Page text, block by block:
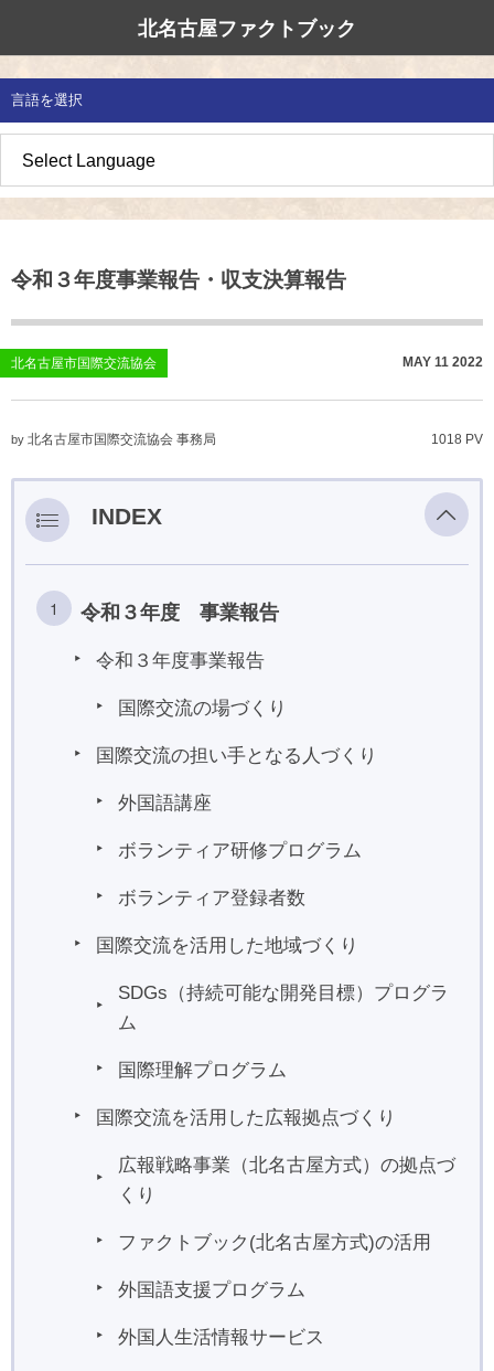
北名古屋ファクトブック
言語を選択
令和３年度事業報告・収支決算報告
北名古屋市国際交流協会 MAY 11 2022
by 北名古屋市国際交流協会 事務局 1018 PV
INDEX
令和３年度 事業報告
令和３年度事業報告
国際交流の場づくり
国際交流の担い手となる人づくり
外国語講座
ボランティア研修プログラム
ボランティア登録者数
国際交流を活用した地域づくり
SDGs（持続可能な開発目標）プログラ
ム
国際理解プログラム
国際交流を活用した広報拠点づくり
広報戦略事業（北名古屋方式）の拠点づ
くり
ファクトブック(北名古屋方式)の活用
外国語支援プログラム
外国人生活情報サービス
地域みがき
地域じまん
オススメの場所
イベント・活動紹介 草の根交流
多文化共生社
生活情報
私たちの国際
北名古屋市国際交流協会について
所在地・お問合せ先
愛知県防災・
市民アンケート結果